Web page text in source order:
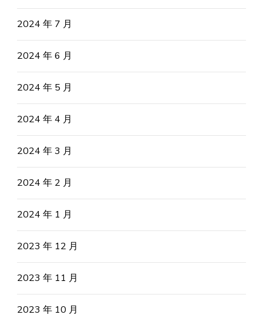
2024 年 7 月
2024 年 6 月
2024 年 5 月
2024 年 4 月
2024 年 3 月
2024 年 2 月
2024 年 1 月
2023 年 12 月
2023 年 11 月
2023 年 10 月